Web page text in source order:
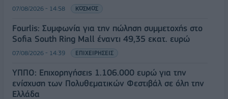
07/08/2026 - 14:58 ΚΟΣΜΟΣ
Fourlis: Συμφωνία για την πώληση συμμετοχής στο
Sofia South Ring Mall έναντι 49,35 εκατ. ευρώ
07/08/2026 - 14:39 ΕΠΙΧΕΙΡΗΣΕΙΣ
ΥΠΠΟ: Επιχορηγήσεις 1.106.000 ευρώ για την
ενίσχυση των Πολυθεματικών Φεστιβάλ σε όλη την
Ελλάδα